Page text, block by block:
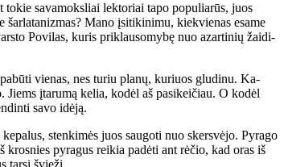
sa­va­moks­liai lek­to­riai ta­po po­pu­lia­rūs, juos
Ma­no įsi­ti­ki­ni­mu, kiek­vie­nas esa­me
Po­vi­las, ku­ris pri­klau­so­my­bę nuo azar­ti­nių žai­di­
vie­nas, nes tu­riu pla­nų, ku­riuos glu­di­nu. Ka­
įta­ru­mą ke­lia, ko­dėl aš pa­si­kei­čiau. O ko­dėl
sa­vo idė­ją.
sten­ki­mės juos sau­go­ti nuo skers­vė­jo. Py­ra­go
py­ra­gus rei­kia pa­dė­ti ant rė­čio, kad oras iš
tar­si švie­ži.